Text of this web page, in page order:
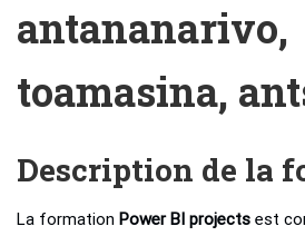
antananarivo,
toamasina,
Description de la
La formation Power BI projects est